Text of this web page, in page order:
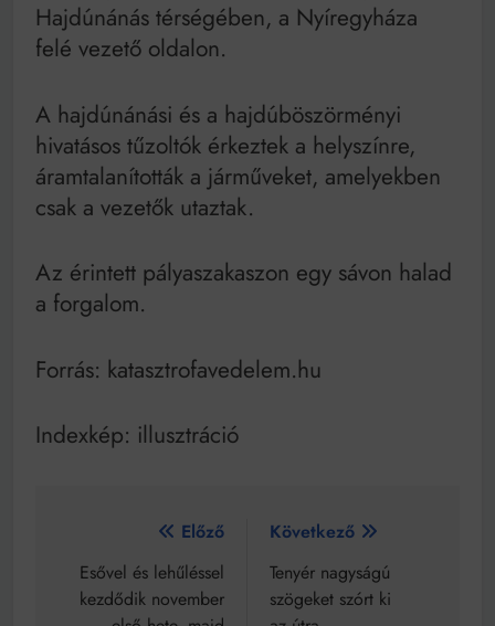
Bitumenes lapostetők: a bevált technológia akkor
működik, ha jól van felújítva
Hajdúnánás térségében, a Nyíregyháza
felé vezető oldalon.
A hajdúnánási és a hajdúböszörményi
hivatásos tűzoltók érkeztek a helyszínre,
áramtalanították a járműveket, amelyekben
csak a vezetők utaztak.
Az érintett pályaszakaszon egy sávon halad
a forgalom.
Forrás: katasztrofavedelem.hu
Indexkép: illusztráció
Bejegyzés
navigáció
Előző
Esővel és lehűléssel
kezdődik november
Következő
Tenyér nagyságú
szögeket szórt ki